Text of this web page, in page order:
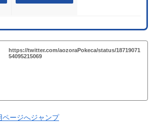
https://twitter.com/aozoraPokeca/status/18719071
54095215069
ページへジャンプ